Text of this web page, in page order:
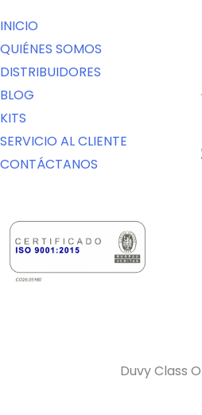
INICIO
QUIÉNES SOMOS
DISTRIBUIDORES
BLOG
KITS
SERVICIO AL CLIENTE
CONTÁCTANOS
Duvy Class